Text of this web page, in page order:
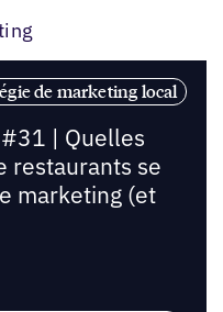
de marketing local
| Quelles
restaurants se
marketing (et